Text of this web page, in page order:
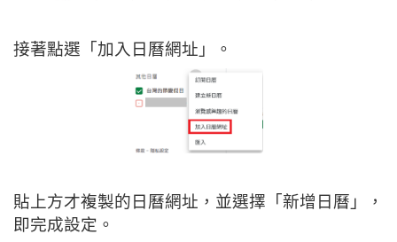
接著點選「加入日曆網址」。
貼上方才複製的日曆網址，並選擇「新增日曆」，
即完成設定。